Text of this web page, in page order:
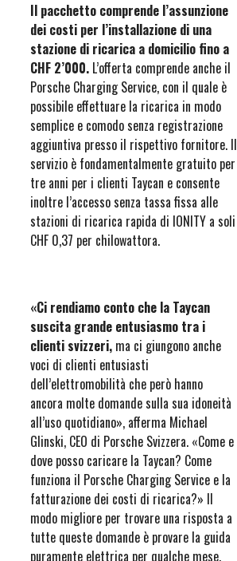
Il pacchetto comprende l’assunzione
dei costi per l’installazione di una
stazione di ricarica a domicilio fino a
CHF 2’000. L’offerta comprende anche il
Porsche Charging Service, con il quale è
possibile effettuare la ricarica in modo
semplice e comodo senza registrazione
aggiuntiva presso il rispettivo fornitore. Il
servizio è fondamentalmente gratuito per
tre anni per i clienti Taycan e consente
inoltre l’accesso senza tassa fissa alle
stazioni di ricarica rapida di IONITY a soli
CHF 0,37 per chilowattora.
«Ci rendiamo conto che la Taycan
suscita grande entusiasmo tra i
clienti svizzeri, ma ci giungono anche
voci di clienti entusiasti
dell’elettromobilità che però hanno
ancora molte domande sulla sua idoneità
all’uso quotidiano», afferma Michael
Glinski, CEO di Porsche Svizzera. «Come e
dove posso caricare la Taycan? Come
funziona il Porsche Charging Service e la
fatturazione dei costi di ricarica?» Il
modo migliore per trovare una risposta a
tutte queste domande è provare la guida
puramente elettrica per qualche mese.